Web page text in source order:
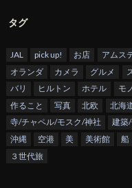
タグ
JAL pick up! お店 アムス
オランダ
カメラ グルメ
バリ
ヒルトン ホテル モ
作ること
写真 北欧 北海
寺/チャペル/モスク/神社
建築
沖縄
空港 美 美術館 船
３世代旅